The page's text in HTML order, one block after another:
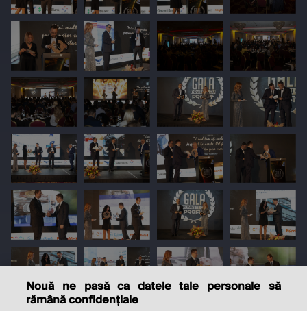
Nouă ne pasă ca datele tale personale să
rămână confidențiale